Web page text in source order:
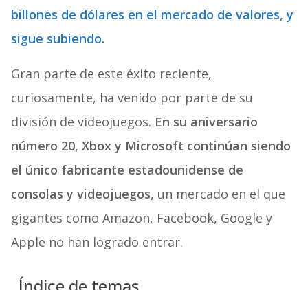
billones de dólares en el mercado de valores, y
sigue subiendo.
Gran parte de este éxito reciente,
curiosamente, ha venido por parte de su
división de videojuegos. En su aniversario
número 20, Xbox y Microsoft continúan siendo
el único fabricante estadounidense de
consolas y videojuegos, un mercado en el que
gigantes como Amazon, Facebook, Google y
Apple no han logrado entrar.